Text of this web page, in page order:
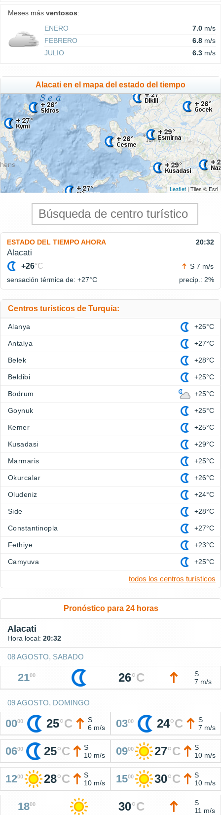
Meses más ventosos:
ENERO
7.0 m/s
FEBRERO
6.8 m/s
JULIO
6.3 m/s
Alacati en el mapa del estado del tiempo
Leaflet | Tiles © Esri
ESTADO DEL TIEMPO AHORA 20:32
Alacati
+26°C
S 7 m/s
sensación térmica de: +27°C precip.: 2%
Centros turísticos de Turquía:
Alanya +26°C
Antalya +27°C
Belek +28°C
Beldibi +25°C
Bodrum +25°C
Goynuk +25°C
Kemer +25°C
Kusadasi +29°C
Marmaris +25°C
Okurcalar +26°C
Oludeniz +24°C
Side +28°C
Constantinopla +27°C
Fethiye +23°C
Camyuva +25°C
todos los centros turísticos
Pronóstico para 24 horas
Alacati
Hora local: 20:32
08 AGOSTO, SABADO
2100 26°C
S
7 m/s
09 AGOSTO, DOMINGO
0000 25°C
S
6 m/s
0300 24°C
S
7 m/s
0600 25°C
S
10 m/s
0900 27°C
S
10 m/s
1200 28°C
S
10 m/s
1500 30°C
S
10 m/s
1800 30°C
S
11 m/s